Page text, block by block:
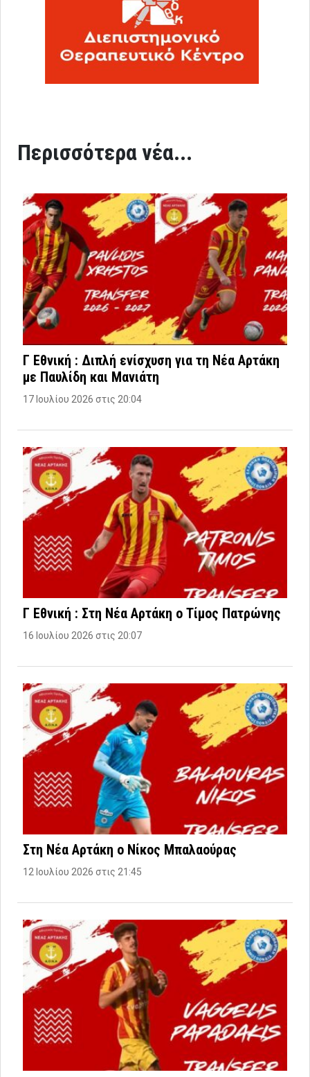
Περισσότερα νέα...
Γ Εθνική : Διπλή ενίσχυση για τη Νέα Αρτάκη
με Παυλίδη και Μανιάτη
17 Ιουλίου 2026 στις 20:04
Γ Εθνική : Στη Νέα Αρτάκη ο Τίμος Πατρώνης
16 Ιουλίου 2026 στις 20:07
Στη Νέα Αρτάκη ο Νίκος Μπαλαούρας
12 Ιουλίου 2026 στις 21:45